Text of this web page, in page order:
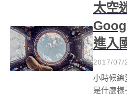
太空
進入
2017/07/
小時候總
是什麼樣